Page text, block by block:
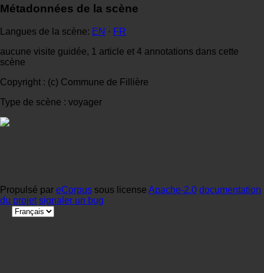
Métadonnées de la scène
Langues de la scène: EN · FR
aucune visite guidée, 1 article et 4 annotations dans cette
scène
Copyright : (c) Commune de Fillière
Type de scène : voyager
Propulsé par eCorpus sous license Apache-2.0 documentation
du projet signaler un bug